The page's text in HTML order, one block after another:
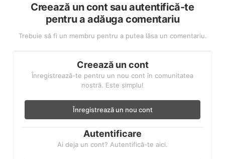
Creează un cont sau autentifică-te
pentru a adăuga comentariu
Trebuie să fi un membru pentru a putea lăsa un comentariu.
Creează un cont
Înregistrează-te pentru un nou cont în comunitatea
nostră. Este simplu!
Înregistrează un nou cont
Autentificare
Ai deja un cont? Autentifică-te aici.